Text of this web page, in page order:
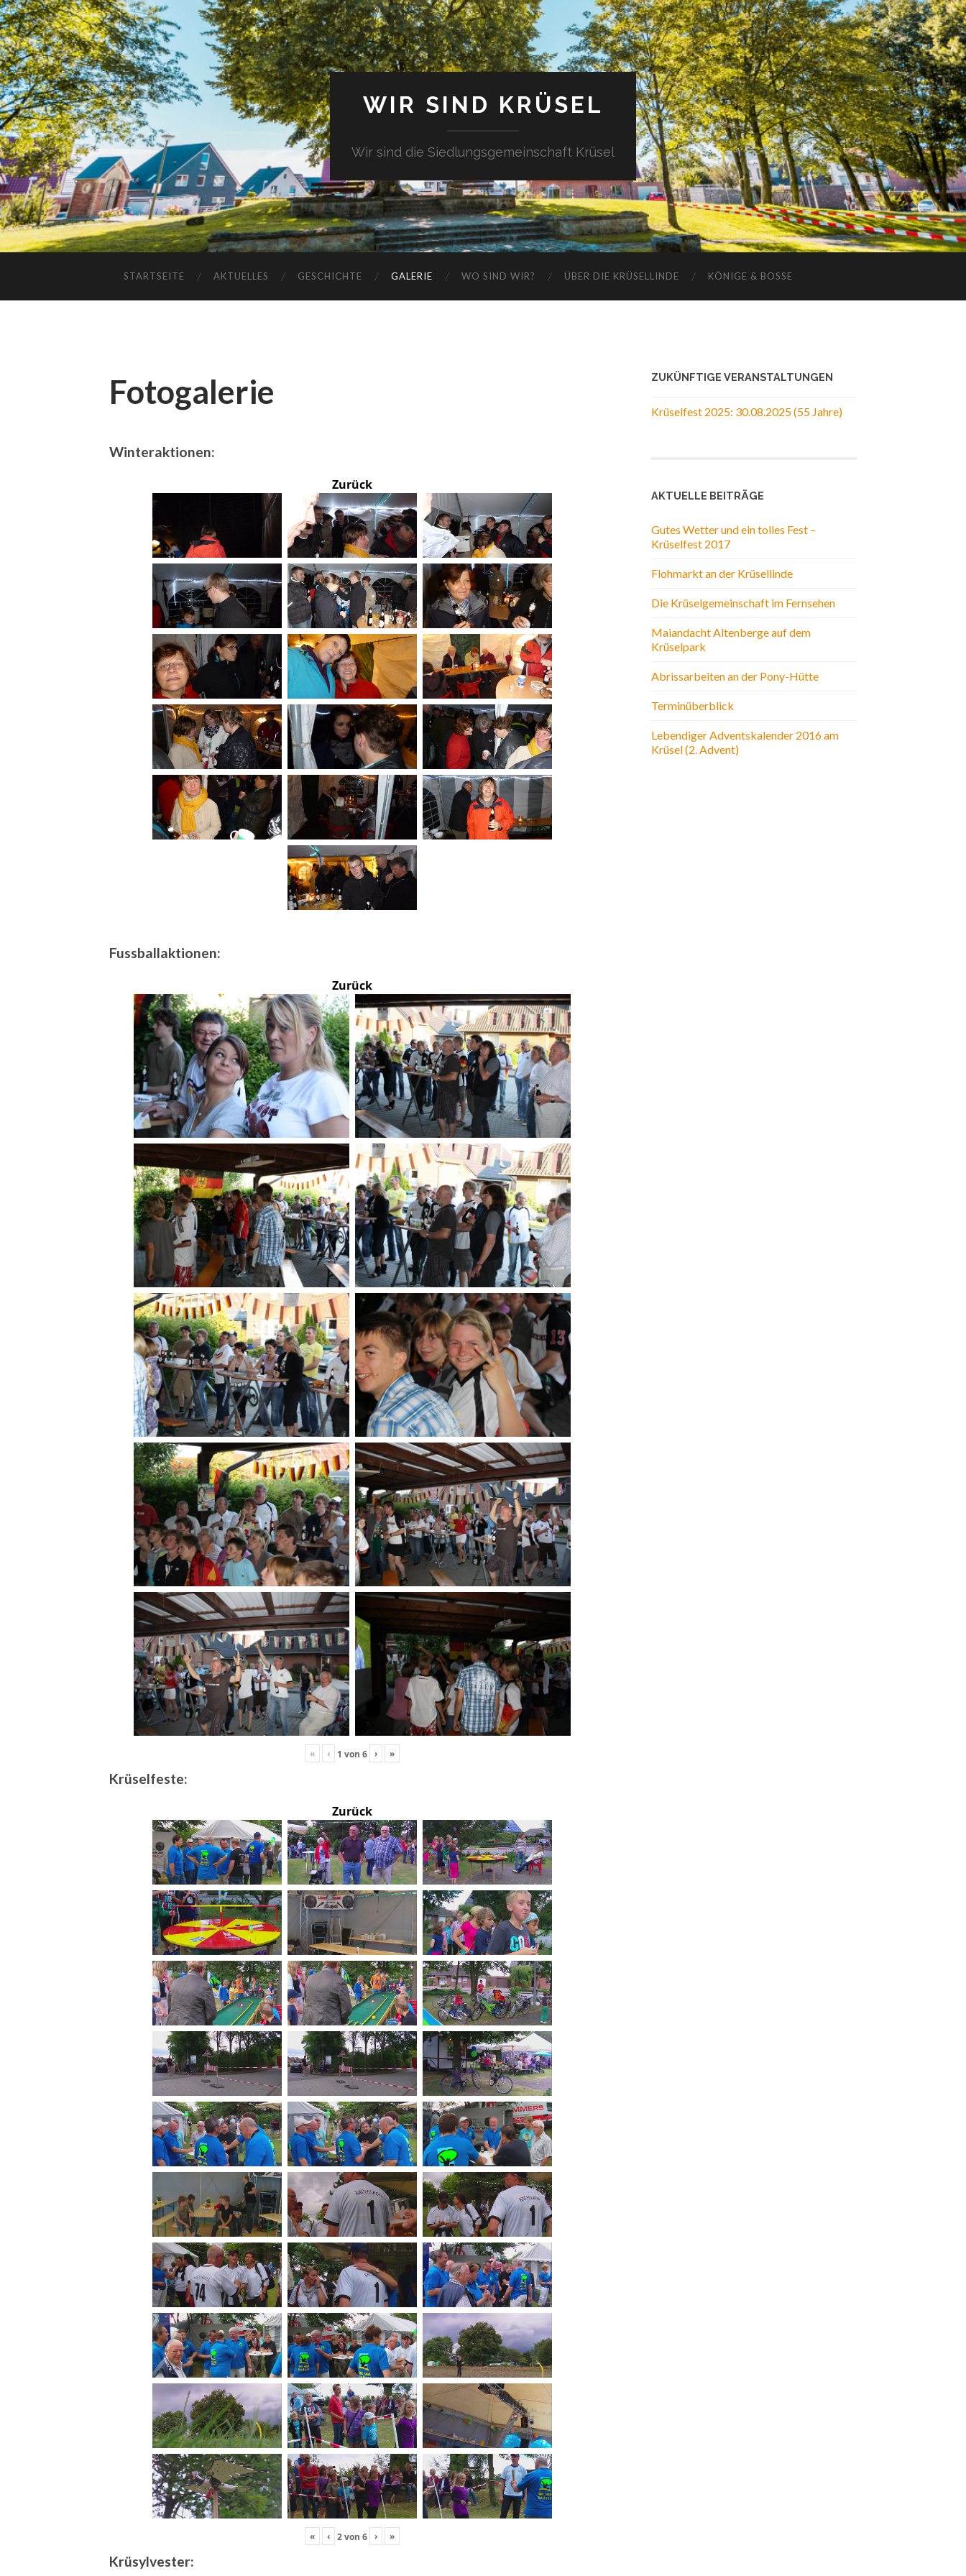
WIR SIND KRÜSEL
Wir sind die Siedlungsgemeinschaft Krüsel
STARTSEITE AKTUELLES GESCHICHTE GALERIE WO SIND WIR? ÜBER DIE KRÜSELLINDE KÖNIGE & BOSSE
Fotogalerie
Winteraktionen:
Zurück
Fussballaktionen:
Zurück
« ‹ 1 von 6 › »
Krüselfeste:
Zurück
« ‹ 2von 6 › »
Krüsylvester:
ZUKÜNFTIGE VERANSTALTUNGEN
Krüselfest 2025: 30.08.2025 (55 Jahre)
AKTUELLE BEITRÄGE
Gutes Wetter und ein tolles Fest –
Krüselfest 2017
Flohmarkt an der Krüsellinde
Die Krüselgemeinschaft im Fernsehen
Maiandacht Altenberge auf dem
Krüselpark
Abrissarbeiten an der Pony-Hütte
Terminüberblick
Lebendiger Adventskalender 2016 am
Krüsel (2. Advent)